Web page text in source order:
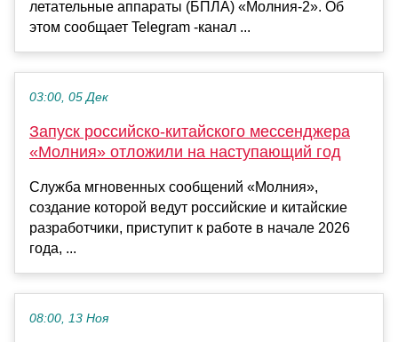
летательные аппараты (БПЛА) «Молния-2». Об
этом сообщает Telegram -канал ...
03:00, 05 Дек
Запуск российско-китайского мессенджера
«Молния» отложили на наступающий год
Служба мгновенных сообщений «Молния»,
создание которой ведут российские и китайские
разработчики, приступит к работе в начале 2026
года, ...
08:00, 13 Ноя